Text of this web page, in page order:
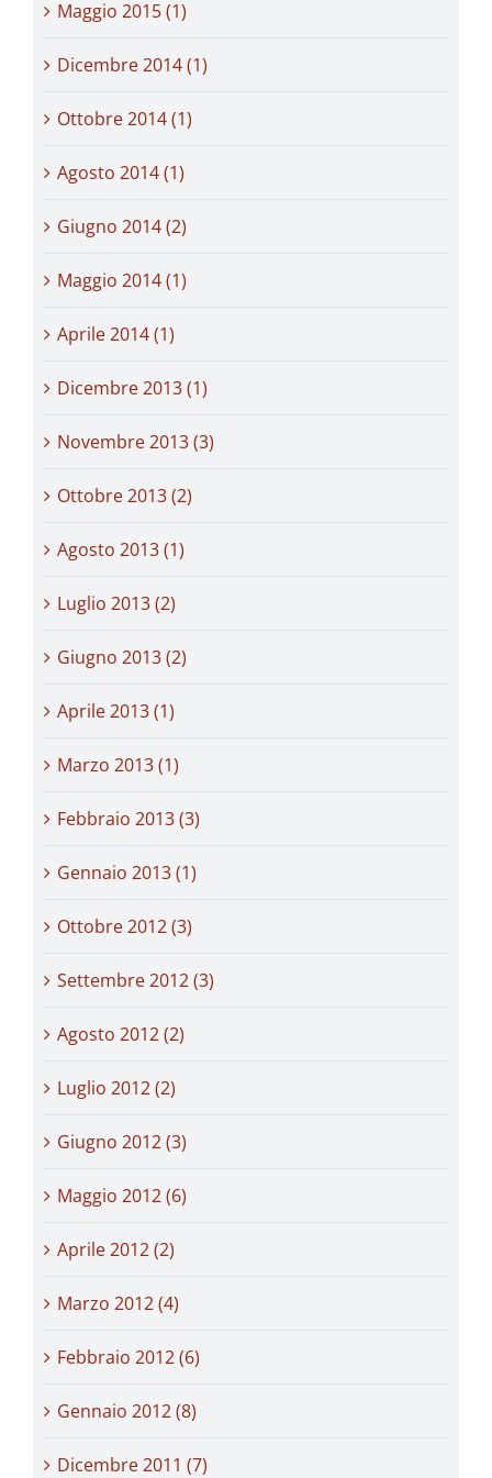
Maggio 2015 (1)
Dicembre 2014 (1)
Ottobre 2014 (1)
Agosto 2014 (1)
Giugno 2014 (2)
Maggio 2014 (1)
Aprile 2014 (1)
Dicembre 2013 (1)
Novembre 2013 (3)
Ottobre 2013 (2)
Agosto 2013 (1)
Luglio 2013 (2)
Giugno 2013 (2)
Aprile 2013 (1)
Marzo 2013 (1)
Febbraio 2013 (3)
Gennaio 2013 (1)
Ottobre 2012 (3)
Settembre 2012 (3)
Agosto 2012 (2)
Luglio 2012 (2)
Giugno 2012 (3)
Maggio 2012 (6)
Aprile 2012 (2)
Marzo 2012 (4)
Febbraio 2012 (6)
Gennaio 2012 (8)
Dicembre 2011 (7)